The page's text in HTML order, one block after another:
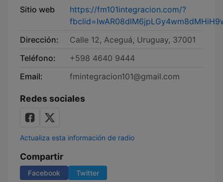
Sitio web
https://fm101integracion.com/?
Dirección:
Calle 12, Aceguá, Uruguay, 37001
Teléfono:
+598 4640 9444
Email:
fmintegracion101@gmail.com
Redes sociales
Actualiza esta información de radio
Compartir
Facebook Twitter